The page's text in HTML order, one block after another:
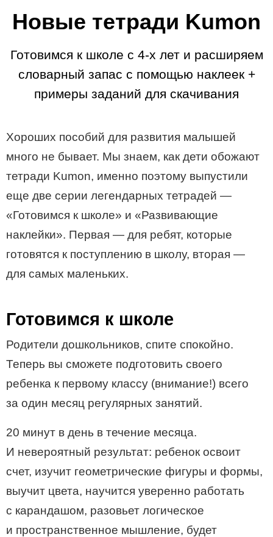
Новые тетради Kumon
Готовимся к школе с 4-х лет и расширяем
словарный запас с помощью наклеек +
примеры заданий для скачивания
Хороших пособий для развития малышей
много не бывает. Мы знаем, как дети обожают
тетради Kumon, именно поэтому выпустили
еще две серии легендарных тетрадей —
«Готовимся к школе» и «Развивающие
наклейки». Первая — для ребят, которые
готовятся к поступлению в школу, вторая —
для самых маленьких.
Готовимся к школе
Родители дошкольников, спите спокойно.
Теперь вы сможете подготовить своего
ребенка к первому классу (внимание!) всего
за один месяц регулярных занятий.
20 минут в день в течение месяца.
И невероятный результат: ребенок освоит
счет, изучит геометрические фигуры и формы,
выучит цвета, научится уверенно работать
с карандашом, разовьет логическое
и пространственное мышление, будет